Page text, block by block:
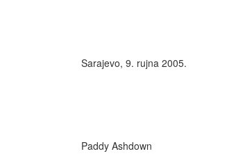
Sarajevo, 9. rujna 2005.
Paddy Ashdown